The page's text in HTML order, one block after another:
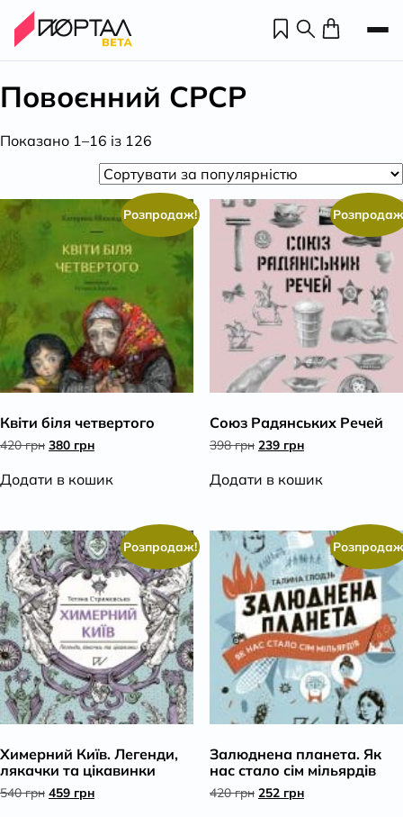
Повоєнний СРСР
Показано 1–16 із 126
популярністю
Розпродаж!
Квіти біля четвертого
420грн Оригінальна
380 грнПоточна
Додати в кошик
Союз Радянських Речей
398грн Оригінальна
239 грнПоточна
Додати в кошик
Розпродаж!
Химерний Київ. Легенди,
лякачки та цікавинки
540грн Оригінальна
459 грнПоточна
Залюднена планета. Як
нас стало сім мільярдів
420грн Оригінальна
252 грнПоточна